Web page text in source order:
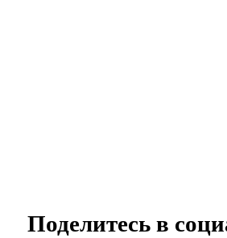
Поделитесь в